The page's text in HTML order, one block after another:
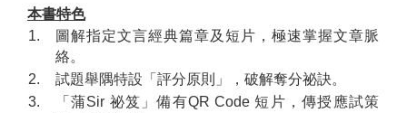
本書特色
1.
圖解指定文言經典篇章及短片，極速掌握文章脈
絡。
2.
試題舉隅特設「評分原則」，破解奪分祕訣。
3.
「蒲Sir 祕笈」備有QR Code 短片，傳授應試策